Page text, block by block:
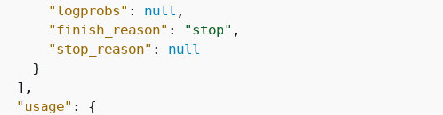
"logprobs" : null ,
"finish_reason" : "stop" ,
"stop_reason" : null
    }
  ],
"usage" : {